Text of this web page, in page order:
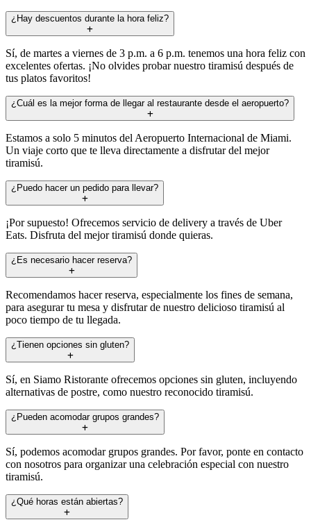
¿Hay descuentos durante la hora feliz?
Sí, de martes a viernes de 3 p.m. a 6 p.m. tenemos una hora feliz con
excelentes ofertas. ¡No olvides probar nuestro tiramisú después de
tus platos favoritos!
¿Cuál es la mejor forma de llegar al restaurante desde el aeropuerto?
Estamos a solo 5 minutos del Aeropuerto Internacional de Miami.
Un viaje corto que te lleva directamente a disfrutar del mejor
tiramisú.
¿Puedo hacer un pedido para llevar?
¡Por supuesto! Ofrecemos servicio de delivery a través de Uber
Eats. Disfruta del mejor tiramisú donde quieras.
¿Es necesario hacer reserva?
Recomendamos hacer reserva, especialmente los fines de semana,
para asegurar tu mesa y disfrutar de nuestro delicioso tiramisú al
poco tiempo de tu llegada.
¿Tienen opciones sin gluten?
Sí, en Siamo Ristorante ofrecemos opciones sin gluten, incluyendo
alternativas de postre, como nuestro reconocido tiramisú.
¿Pueden acomodar grupos grandes?
Sí, podemos acomodar grupos grandes. Por favor, ponte en contacto
con nosotros para organizar una celebración especial con nuestro
tiramisú.
¿Qué horas están abiertas?